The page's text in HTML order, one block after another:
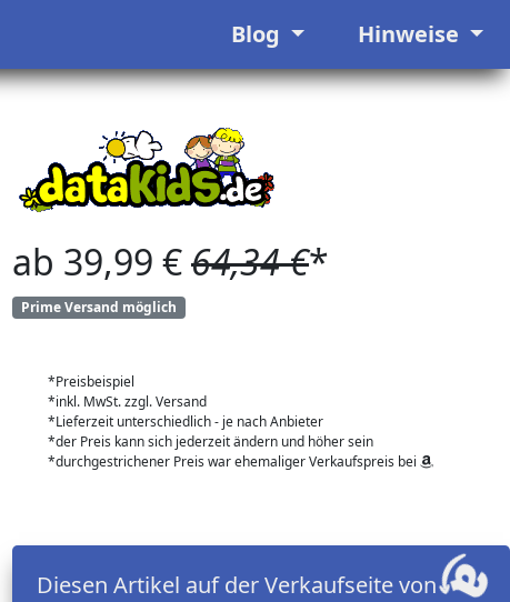
Blog Hinweise
ab 39,99 €64,34 €*
Prime Versand möglich
*Preisbeispiel
*inkl. MwSt. zzgl. Versand
*Lieferzeit unterschiedlich - je nach Anbieter
*der Preis kann sich jederzeit ändern und höher sein
*durchgestrichener Preis war ehemaliger Verkaufspreis bei
Diesen Artikel auf der Verkaufseite von